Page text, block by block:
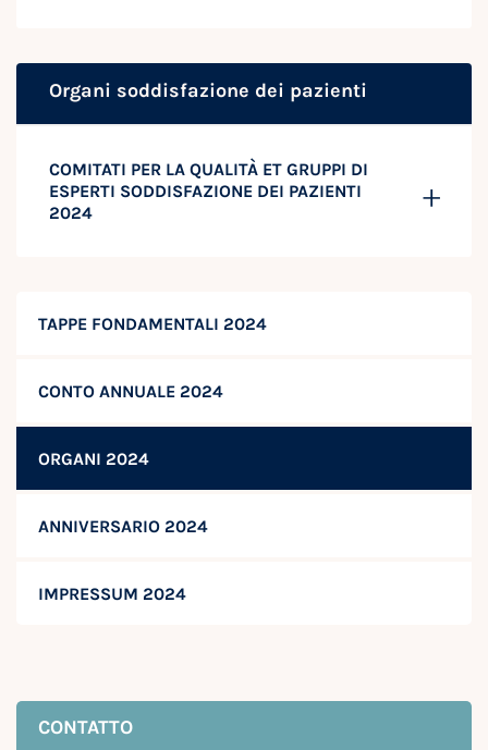
TAPPE FONDAMENTALI 2024
CONTO ANNUALE 2024
ORGANI 2024
ANNIVERSARIO 2024
IMPRESSUM 2024
CONTATTO
Organi soddisfazione dei pazienti
COMITATI PER LA QUALITÀ ET GRUPPI DI
ESPERTI SODDISFAZIONE DEI PAZIENTI
2024